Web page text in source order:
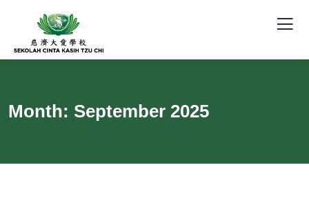
Month: September 2025